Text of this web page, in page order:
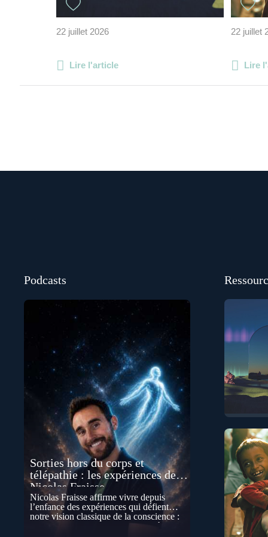
22 juillet 2026
Lire l'article
22 juillet
Lire
Podcasts
Sorties hors du corps et
télépathie : les expériences de
Nicolas Fraisse
Nicolas Fraisse affirme vivre depuis
l’enfance des expériences qui défient
notre vision classique de la conscience :
sorties hors du corps, perceptions à